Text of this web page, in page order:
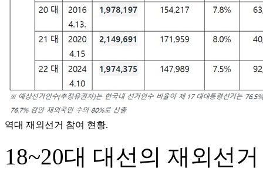
역대 재외선거 참여 현황.
18~20대 대선의 재외선